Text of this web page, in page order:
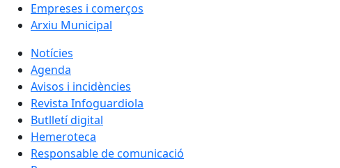
Empreses i comerços
Arxiu Municipal
Notícies
Agenda
Avisos i incidències
Revista Infoguardiola
Butlletí digital
Hemeroteca
Responsable de comunicació